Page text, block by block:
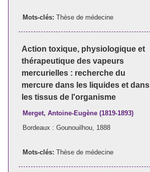
Mots-clés: Thèse de médecine
Action toxique, physiologique et
thérapeutique des vapeurs
mercurielles : recherche du
mercure dans les liquides et dans
les tissus de l'organisme
Merget, Antoine-Eugène (1819-1893)
Bordeaux : Gounouilhou, 1888
Mots-clés: Thèse de médecine